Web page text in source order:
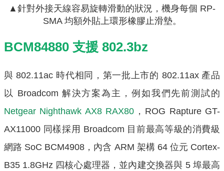
▲針對外接天線容易旋轉滑動的狀況，機身每個 RP-
SMA 均額外貼上環形橡膠止滑墊。
BCM84880 支援 802.3bz
與 802.11ac 時代相同，第一批上市的 802.11ax 產品
以 Broadcom 解決方案為主，例如我們先前測試的
Netgear Nighthawk AX8 RAX80，ROG Rapture GT-
AX11000 同樣採用 Broadcom 目前最高等級的消費級
網路 SoC BCM4908，內含 ARM 架構 64 位元 Cortex-
B35 1.8GHz 四核心處理器，並內建交換器與 5 埠最高